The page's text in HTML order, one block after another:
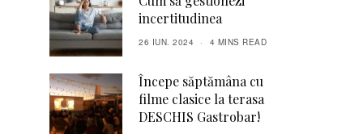
incertitudinea
26 IUN. 2024 4 MINS READ
Începe săptămâna cu
filme clasice la terasa
DESCHIS Gastrobar!